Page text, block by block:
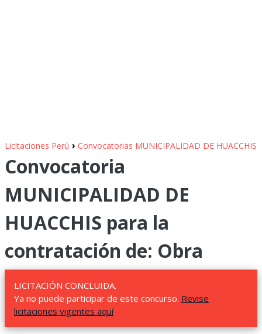
Licitaciones Perú › Convocatorias MUNICIPALIDAD DE HUACCHIS
Convocatoria
MUNICIPALIDAD DE
HUACCHIS para la
contratación de: Obra
LICITACIÓN CONCLUIDA.
Ya no puede participar de este concurso. Revise
licitaciones vigentes aquí